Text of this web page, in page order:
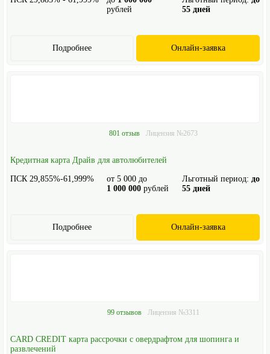
рублей
55 дней
Онлайн-заявка
Подробнее
801 отзыв Лицензия №2673
Кредитная карта Драйв для автолюбителей
ПСК 29,855%-61,999% от 5 000 до
1 000 000 рублей
Льготный период: до
55 дней
Онлайн-заявка
Подробнее
99 отзывов Лицензия №3311
CARD CREDIT карта рассрочки с овердрафтом для шопинга и
развлечений